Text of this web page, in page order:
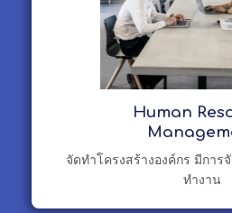
Human
จัดทำโครงสร้างองค์กร มีการ
ทำงาน